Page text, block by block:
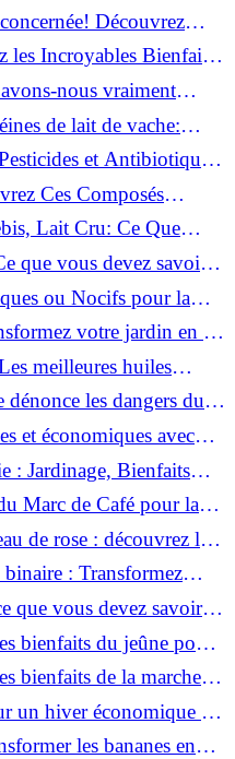
Découvrez
le mode de vie peuvent
les Incroyables Bienfaits
nous vraiment
de lait de vache:
gérer
et Antibiotiques,
Ces Composés
Votre Assiette!
Lait Cru: Ce Que
que vous devez savoir
ou Nocifs pour la
votre jardin en un
meilleures huiles
les dangers du
choc!
et économiques avec
: Jardinage, Bienfaits
! Marc de Café pour la
de rose : découvrez la
!
: Transformez
que vous devez savoir
bienfaits du jeûne pour
bienfaits de la marche
un hiver économique et
les bananes en